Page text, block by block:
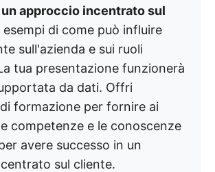
approccio incentrato sul
esempi di come può influire
sull'azienda e sui ruoli
tua presentazione funzionerà
da dati. Offri
formazione per fornire ai
competenze e le conoscenze
avere successo in un
sul cliente.